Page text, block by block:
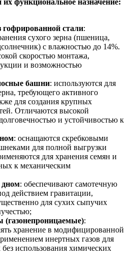
функциональное назначение:
стали:
сухого зерна (пшеница,
с влажностью до 14%.
скоростью монтажа,
и возможностью
башни: используются для
требующего активного
для создания крупных
Отличаются высокой
и устойчивостью к
: оснащаются скребковыми
для полной выгрузки
для хранения семян и
к механическим
: обеспечивают самотечную
действием гравитации,
для сухих сыпучих
(газонепроницаемые):
хранение в модифицированной
инертных газов для
использования химических